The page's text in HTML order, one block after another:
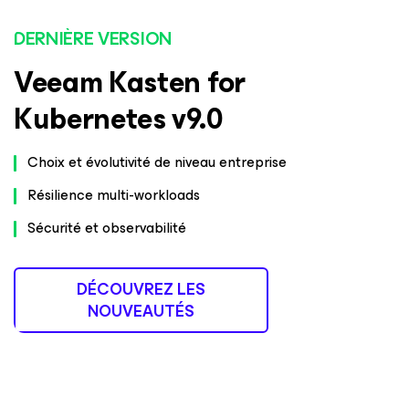
DERNIÈRE VERSION
Veeam Kasten for
Kubernetes v9.0
Choix et évolutivité de niveau entreprise
Résilience multi-workloads
Sécurité et observabilité
DÉCOUVREZ LES
NOUVEAUTÉS